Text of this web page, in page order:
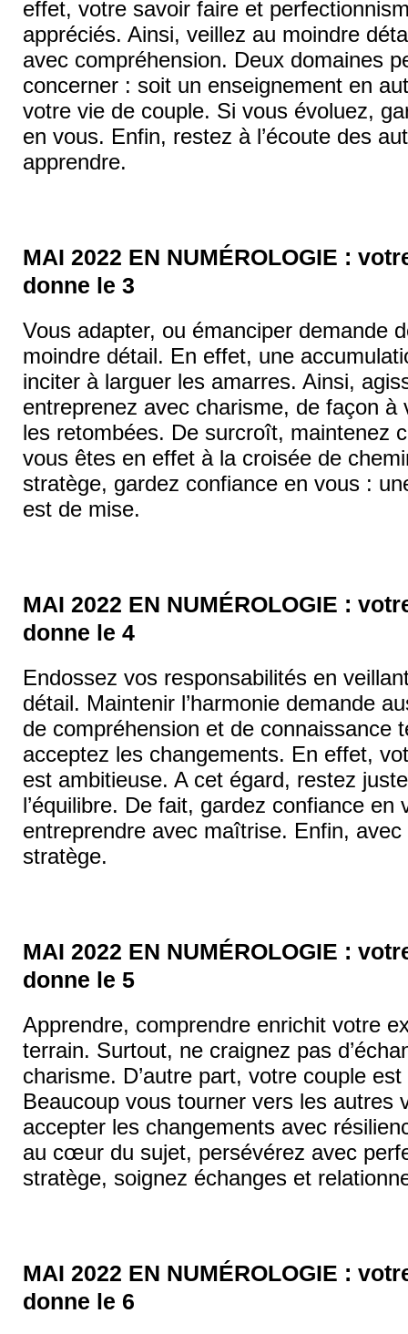
effet, votre savoir faire et
appréciés. Ainsi, veillez au moindre
avec compréhension. Deux domaines
concerner : soit un enseignement en
votre vie de couple. Si vous évoluez,
en vous. Enfin, restez à l’écoute des
apprendre.
MAI 2022 EN NUMÉROLOGIE :
donne le 3
Vous adapter, ou émanciper demande
moindre détail. En effet, une
inciter à larguer les amarres. Ainsi,
entreprenez avec charisme, de façon à
les retombées. De surcroît, maintenez
vous êtes en effet à la croisée de
stratège, gardez confiance en vous :
est de mise.
MAI 2022 EN NUMÉROLOGIE :
donne le 4
Endossez vos responsabilités en
détail. Maintenir l’harmonie demande
de compréhension et de connaissance
acceptez les changements. En effet,
est ambitieuse. A cet égard, restez
l’équilibre. De fait, gardez confiance en
entreprendre avec maîtrise. Enfin,
stratège.
MAI 2022 EN NUMÉROLOGIE :
donne le 5
Apprendre, comprendre enrichit votre
terrain. Surtout, ne craignez pas
charisme. D’autre part, votre couple
Beaucoup vous tourner vers les autres
accepter les changements avec
au cœur du sujet, persévérez avec
stratège, soignez échanges et
MAI 2022 EN NUMÉROLOGIE :
donne le 6